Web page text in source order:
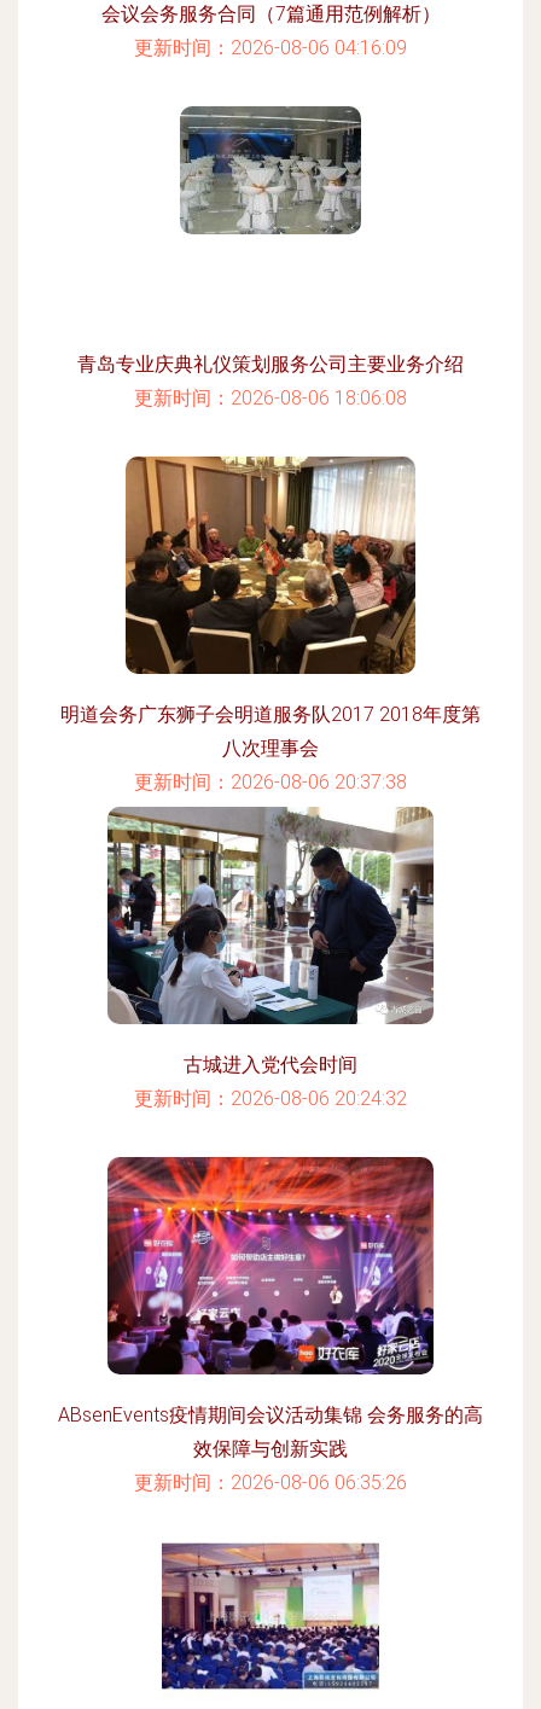
会议会务服务合同（7篇通用范例解析）
更新时间：2026-08-06 04:16:09
青岛专业庆典礼仪策划服务公司主要业务介绍
更新时间：2026-08-06 18:06:08
明道会务广东狮子会明道服务队2017 2018年度第
八次理事会
更新时间：2026-08-06 20:37:38
古城进入党代会时间
更新时间：2026-08-06 20:24:32
ABsenEvents疫情期间会议活动集锦 会务服务的高
效保障与创新实践
更新时间：2026-08-06 06:35:26